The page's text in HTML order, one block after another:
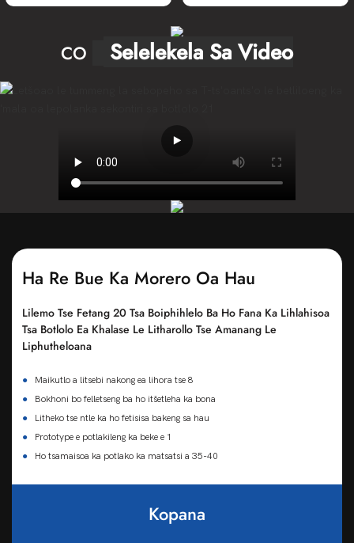
CO Selelekela Sa Video
Ha Re Bue Ka Morero Oa Hau
Lilemo Tse Fetang 20 Tsa Boiphihlelo Ba Ho Fana Ka Lihlahisoa
Tsa Botlolo Ea Khalase Le Litharollo Tse Amanang Le
Liphutheloana
●
Maikutlo a litsebi nakong ea lihora tse 8
●
Bokhoni bo felletseng ba ho itšetleha ka bona
●
Litheko tse ntle ka ho fetisisa bakeng sa hau
●
Prototype e potlakileng ka beke e 1
●
Ho tsamaisoa ka potlako ka matsatsi a 35-40
Kopana